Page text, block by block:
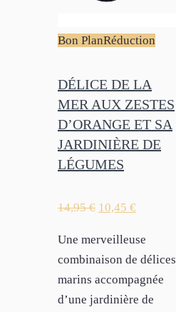
Bon PlanRéduction
DÉLICE DE LA
MER AUX ZESTES
D’ORANGE ET SA
JARDINIÈRE DE
LÉGUMES
14,95€ 10,45 €
Une merveilleuse
combinaison de délices
marins accompagnée
d’une jardinière de